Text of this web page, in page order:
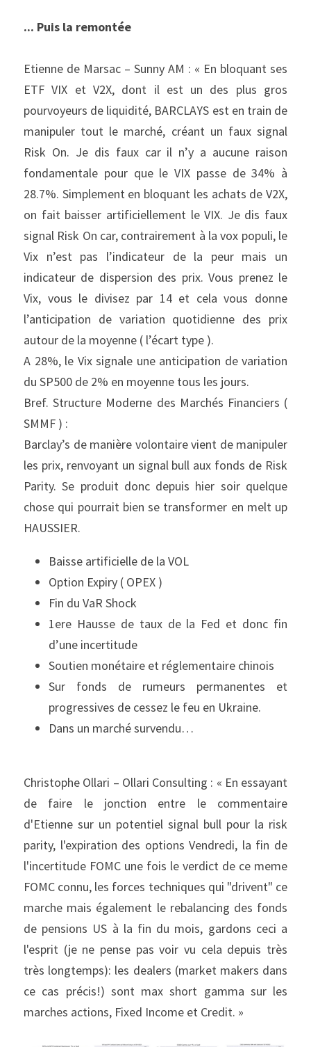
... Puis la remontée
Etienne de Marsac – Sunny AM : « En bloquant ses
ETF VIX et V2X, dont il est un des plus gros
pourvoyeurs de liquidité, BARCLAYS est en train de
manipuler tout le marché, créant un faux signal
Risk On. Je dis faux car il n’y a aucune raison
fondamentale pour que le VIX passe de 34% à
28.7%. Simplement en bloquant les achats de V2X,
on fait baisser artificiellement le VIX. Je dis faux
signal Risk On car, contrairement à la vox populi, le
Vix n’est pas l’indicateur de la peur mais un
indicateur de dispersion des prix. Vous prenez le
Vix, vous le divisez par 14 et cela vous donne
l’anticipation de variation quotidienne des prix
autour de la moyenne ( l’écart type ).
A 28%, le Vix signale une anticipation de variation
du SP500 de 2% en moyenne tous les jours.
Bref. Structure Moderne des Marchés Financiers (
SMMF ) :
Barclay’s de manière volontaire vient de manipuler
les prix, renvoyant un signal bull aux fonds de Risk
Parity. Se produit donc depuis hier soir quelque
chose qui pourrait bien se transformer en melt up
HAUSSIER.
Baisse artificielle de la VOL
Option Expiry ( OPEX )
Fin du VaR Shock
1ere Hausse de taux de la Fed et donc fin
d’une incertitude
Soutien monétaire et réglementaire chinois
Sur fonds de rumeurs permanentes et
progressives de cessez le feu en Ukraine.
Dans un marché survendu…
Christophe Ollari – Ollari Consulting : « En essayant
de faire le jonction entre le commentaire
d'Etienne sur un potentiel signal bull pour la risk
parity, l'expiration des options Vendredi, la fin de
l'incertitude FOMC une fois le verdict de ce meme
FOMC connu, les forces techniques qui "drivent" ce
marche mais également le rebalancing des fonds
de pensions US à la fin du mois, gardons ceci a
l'esprit (je ne pense pas voir vu cela depuis très
très longtemps): les dealers (market makers dans
ce cas précis!) sont max short gamma sur les
marches actions, Fixed Income et Credit. »